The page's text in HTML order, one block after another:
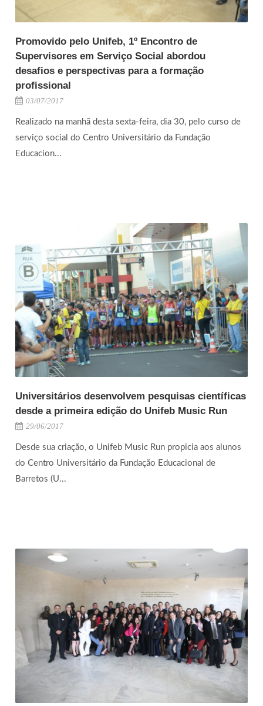
Promovido pelo Unifeb, 1º Encontro de
Supervisores em Serviço Social abordou
desafios e perspectivas para a formação
profissional
03/07/2017
Realizado na manhã desta sexta-feira, dia 30, pelo curso de
serviço social do Centro Universitário da Fundação
Educacion...
Universitários desenvolvem pesquisas científicas
desde a primeira edição do Unifeb Music Run
29/06/2017
Desde sua criação, o Unifeb Music Run propicia aos alunos
do Centro Universitário da Fundação Educacional de
Barretos (U...